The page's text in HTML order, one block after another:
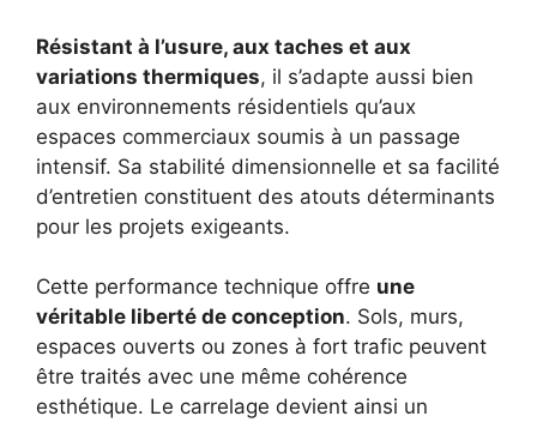
Résistant à l’usure, aux taches et aux
variations thermiques, il s’adapte aussi bien
aux environnements résidentiels qu’aux
espaces commerciaux soumis à un passage
intensif. Sa stabilité dimensionnelle et sa facilité
d’entretien constituent des atouts déterminants
pour les projets exigeants.
Cette performance technique offre une
véritable liberté de conception. Sols, murs,
espaces ouverts ou zones à fort trafic peuvent
être traités avec une même cohérence
esthétique. Le carrelage devient ainsi un